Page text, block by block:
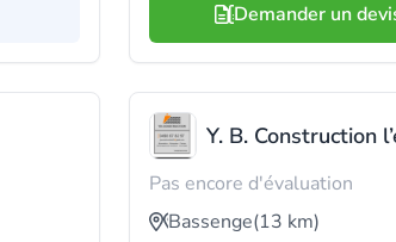
Demander un
Y. B. Construction
Pas encore d'évaluation
Bassenge(13 km)